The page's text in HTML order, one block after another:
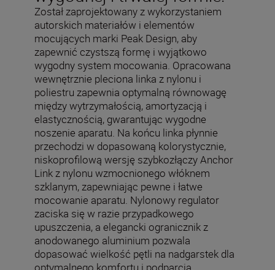
Został zaprojektowany z wykorzystaniem
autorskich materiałów i elementów
mocujących marki Peak Design, aby
zapewnić czystszą formę i wyjątkowo
wygodny system mocowania. Opracowana
wewnętrznie pleciona linka z nylonu i
poliestru zapewnia optymalną równowagę
między wytrzymałością, amortyzacją i
elastycznością, gwarantując wygodne
noszenie aparatu. Na końcu linka płynnie
przechodzi w dopasowaną kolorystycznie,
niskoprofilową wersję szybkozłączy Anchor
Link z nylonu wzmocnionego włóknem
szklanym, zapewniając pewne i łatwe
mocowanie aparatu. Nylonowy regulator
zaciska się w razie przypadkowego
upuszczenia, a elegancki ogranicznik z
anodowanego aluminium pozwala
dopasować wielkość pętli na nadgarstek dla
optymalnego komfortu i podparcia.